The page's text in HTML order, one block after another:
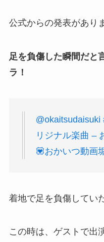
公式からの発表があり
足を負傷した瞬間だと
ラ！
@okaitsudaisuki
リジナル楽曲 –
💟おかいつ動画
着地で足を負傷してい
この時は、ゲストで出